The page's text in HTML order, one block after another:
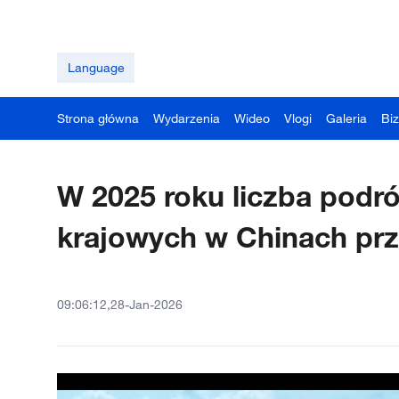
Language
Strona główna Wydarzenia Wideo Vlogi Galeria
W 2025 roku liczba
krajowych w Chinach
09:06:12,28-Jan-2026